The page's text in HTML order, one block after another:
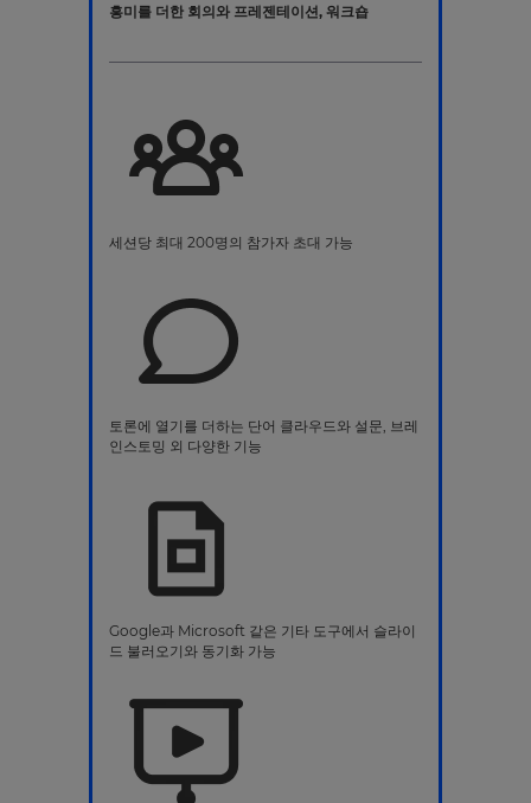
흥미를 더한 회의와 프레젠테이션, 워크숍
세션당 최대 200명의 참가자 초대 가능
토론에 열기를 더하는 단어 클라우드와 설문, 브레
인스토밍 외 다양한 기능
Google과 Microsoft 같은 기타 도구에서 슬라이
드 불러오기와 동기화 가능